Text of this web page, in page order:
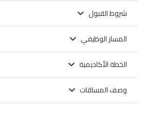
شروط القبول
المسار الوظيفي
الخطة الأكاديمية
وصف المساقات